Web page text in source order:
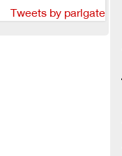
Tweets by parlgate